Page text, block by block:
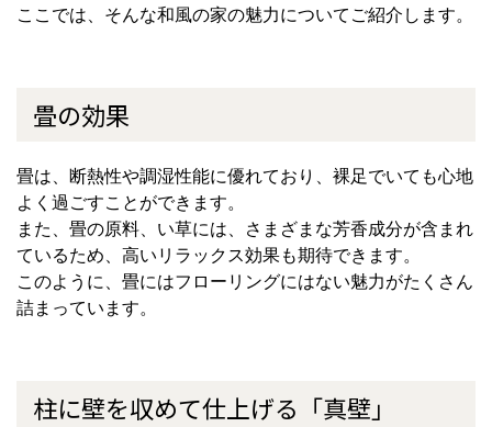
ここでは、そんな和風の家の魅力についてご紹介します。
畳の効果
畳は、断熱性や調湿性能に優れており、裸足でいても心地
よく過ごすことができます。
また、畳の原料、い草には、さまざまな芳香成分が含まれ
ているため、高いリラックス効果も期待できます。
このように、畳にはフローリングにはない魅力がたくさん
詰まっています。
柱に壁を収めて仕上げる「真壁」